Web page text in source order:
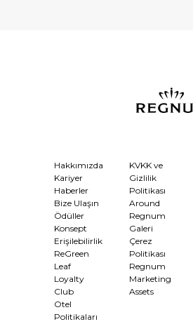
Hakkımızda
Kariyer
Haberler
Bize Ulaşın
Ödüller
Konsept
Erişilebilirlik
ReGreen
Leaf
Loyalty
Club
Otel
Politikaları
KVKK ve
Gizlilik
Politikası
Around
Regnum
Galeri
Çerez
Politikası
Regnum
Marketing
Assets